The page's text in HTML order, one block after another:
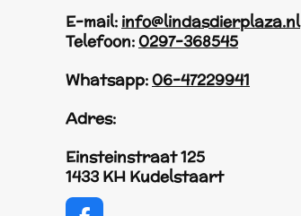
E-mail: info@lindasdierplaza.nl
Telefoon:0297-368545
Whatsapp:06-47229941
Adres:
Einsteinstraat 125
1433 KH Kudelstaart